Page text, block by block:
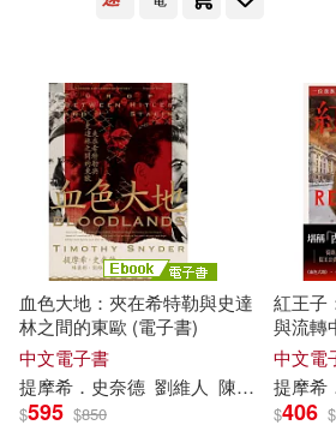
血色大地：夾在希特勒與史達
林之間的東歐 (電子書)
中文電子書
提摩希．史奈德 劉維人 陳榮彬
$595 $850
紅王子
與流轉
書)
中文電
提摩希
$406 $